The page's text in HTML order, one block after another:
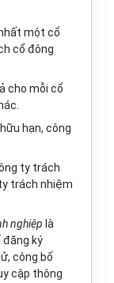
một cổ
cổ đông
cho mỗi cổ
hạn, công
ty trách
trách nhiệm
nghiệp là
ký
công bố
cập thông